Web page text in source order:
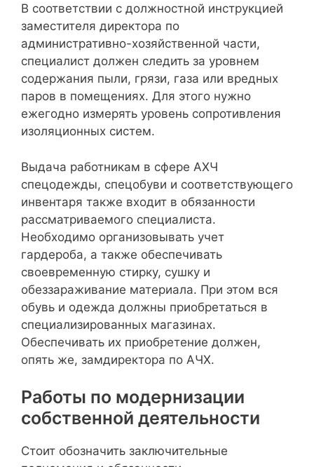
В соответствии с должностной инструкцией
заместителя директора по
административно-хозяйственной части,
специалист должен следить за уровнем
содержания пыли, грязи, газа или вредных
паров в помещениях. Для этого нужно
ежегодно измерять уровень сопротивления
изоляционных систем.
Выдача работникам в сфере АХЧ
спецодежды, спецобуви и соответствующего
инвентаря также входит в обязанности
рассматриваемого специалиста.
Необходимо организовывать учет
гардероба, а также обеспечивать
своевременную стирку, сушку и
обеззараживание материала. При этом вся
обувь и одежда должны приобретаться в
специализированных магазинах.
Обеспечивать их приобретение должен,
опять же, замдиректора по АЧХ.
Работы по модернизации
собственной деятельности
Стоит обозначить заключительные